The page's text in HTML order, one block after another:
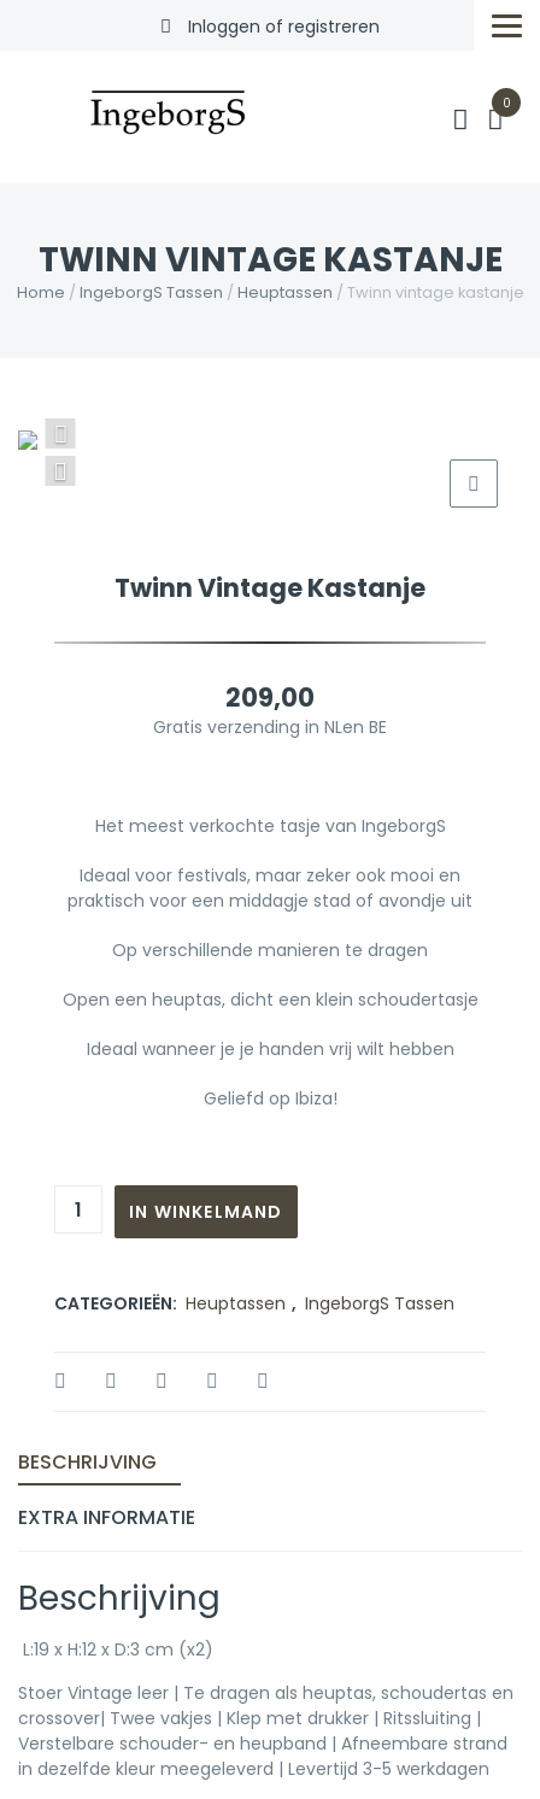
Inloggen of registreren
0
TWINN VINTAGE KASTANJE
Home / IngeborgS Tassen / Heuptassen / Twinn vintage kastanje
Twinn Vintage Kastanje
209,00
Gratis verzending in NLen BE
Het meest verkochte tasje van IngeborgS
Ideaal voor festivals, maar zeker ook mooi en
praktisch voor een middagje stad of avondje uit
Op verschillende manieren te dragen
Open een heuptas, dicht een klein schoudertasje
Ideaal wanneer je je handen vrij wilt hebben
Geliefd op Ibiza!
IN WINKELMAND
CATEGORIEËN: Heuptassen , IngeborgS Tassen
BESCHRIJVING
EXTRA INFORMATIE
Beschrijving
L:19 x H:12 x D:3 cm (x2)
Stoer Vintage leer | Te dragen als heuptas, schoudertas en
crossover| Twee vakjes | Klep met drukker | Ritssluiting |
Verstelbare schouder- en heupband | Afneembare strand
in dezelfde kleur meegeleverd | Levertijd 3-5 werkdagen